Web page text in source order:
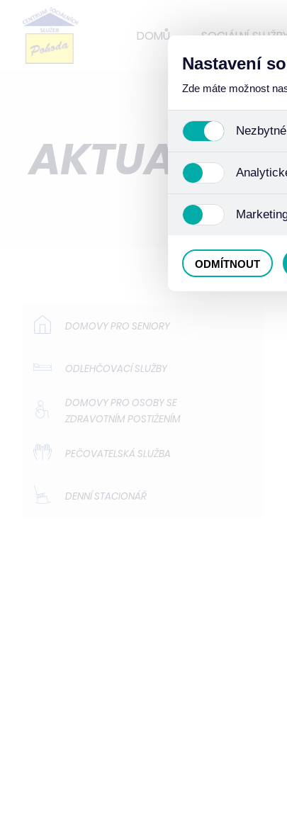
DOMŮ SOCIÁLNÍ
AKTUALITY
DOMOVY PRO SENIORY
ODLEHČOVACÍ SLUŽBY
DOMOVY PRO OSOBY SE
ZDRAVOTNÍM POSTIŽENÍM
PEČOVATELSKÁ SLUŽBA
DENNÍ STACIONÁŘ
Nastavení
Zde máte možnost
funkcí. Používají se
anonymizaci se již
ODMÍTNOUT